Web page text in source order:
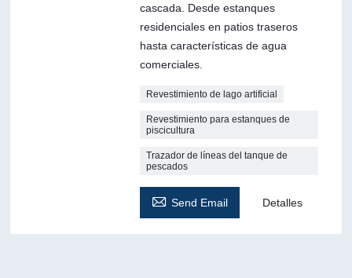
cascada. Desde estanques
residenciales en patios traseros
hasta características de agua
comerciales.
Revestimiento de lago artificial
Revestimiento para estanques de
piscicultura
Trazador de líneas del tanque de
pescados
 Send Email Detalles